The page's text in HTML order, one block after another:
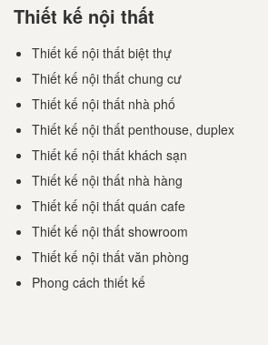
Thiết kế nội thất
Thiết kế nội thất biệt thự
Thiết kế nội thất chung cư
Thiết kế nội thất nhà phố
Thiết kế nội thất penthouse, duplex
Thiết kế nội thất khách sạn
Thiết kế nội thất nhà hàng
Thiết kế nội thất quán cafe
Thiết kế nội thất showroom
Thiết kế nội thất văn phòng
Phong cách thiết kế